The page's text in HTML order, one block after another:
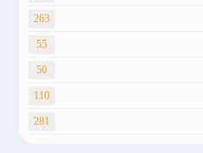
263
55
50
110
281